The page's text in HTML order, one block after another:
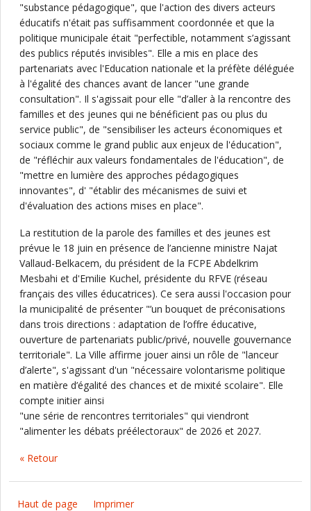
"substance pédagogique", que l'action des divers acteurs
éducatifs n'était pas suffisamment coordonnée et que la
politique municipale était "perfectible, notamment s’agissant
des publics réputés invisibles". Elle a mis en place des
partenariats avec l'Education nationale et la préfète déléguée
à l'égalité des chances avant de lancer "une grande
consultation". Il s'agissait pour elle "d’aller à la rencontre des
familles et des jeunes qui ne bénéficient pas ou plus du
service public", de "sensibiliser les acteurs économiques et
sociaux comme le grand public aux enjeux de l'éducation",
de "réfléchir aux valeurs fondamentales de l'éducation", de
"mettre en lumière des approches pédagogiques
innovantes", d' "établir des mécanismes de suivi et
d'évaluation des actions mises en place".
La restitution de la parole des familles et des jeunes est
prévue le 18 juin en présence de l’ancienne ministre Najat
Vallaud-Belkacem, du président de la FCPE Abdelkrim
Mesbahi et d'Emilie Kuchel, présidente du RFVE (réseau
français des villes éducatrices). Ce sera aussi l'occasion pour
la municipalité de présenter "’un bouquet de préconisations
dans trois directions : adaptation de l’offre éducative,
ouverture de partenariats public/privé, nouvelle gouvernance
territoriale". La Ville affirme jouer ainsi un rôle de "lanceur
d’alerte", s'agissant d'un "nécessaire volontarisme politique
en matière d’égalité des chances et de mixité scolaire". Elle
compte initier ainsi
"une série de rencontres territoriales" qui viendront
"alimenter les débats préélectoraux" de 2026 et 2027.
« Retour
Haut de page Imprimer